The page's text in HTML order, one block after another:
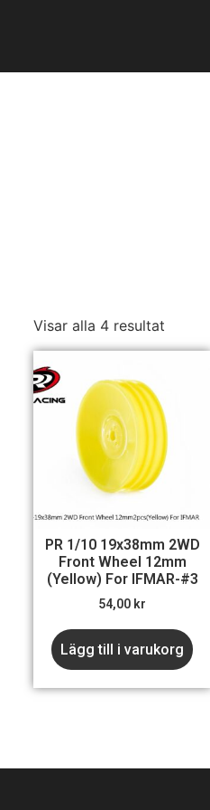
Visar alla 4 resultat
PR 1/10 19x38mm 2WD
Front Wheel 12mm
(Yellow) For IFMAR-#3
54,00 kr
Lägg till i varukorg